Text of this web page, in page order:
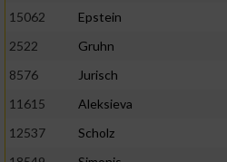
15062
Epstein
2522
Gruhn
8576
Jurisch
11615
Aleksieva
12537
Scholz